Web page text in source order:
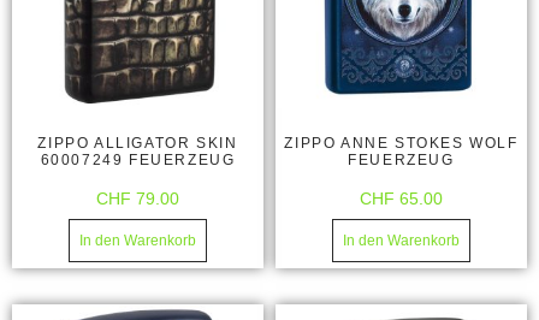
ZIPPO ALLIGATOR SKIN
60007249 FEUERZEUG
CHF 79.00
In den Warenkorb
ZIPPO ANNE STOKES WOLF
FEUERZEUG
CHF 65.00
In den Warenkorb